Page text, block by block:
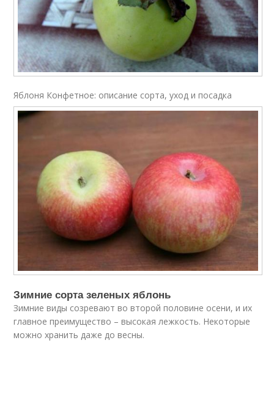
Яблоня Конфетное: описание сорта, уход и посадка
Зимние сорта зеленых яблонь
Зимние виды созревают во второй половине осени, и их
главное преимущество – высокая лежкость. Некоторые
можно хранить даже до весны.